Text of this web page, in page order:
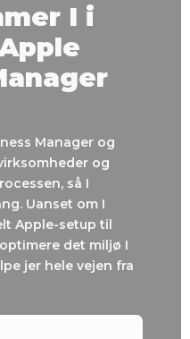
I i
Manager og
og
så I
Uanset om I
Apple-setup til
det miljø I
jer hele vejen fra